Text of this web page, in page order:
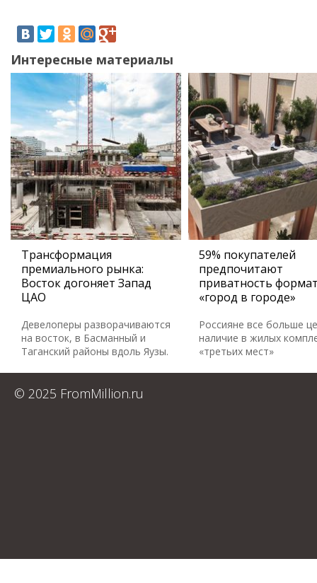
Интересные материалы
Трансформация
премиального рынка:
Восток догоняет Запад
ЦАО
Девелоперы разворачиваются
на восток, в Басманный и
Таганский районы вдоль Яузы.
59% покупателей
предпочитают
приватность
«город в городе»
Россияне все больше
наличие в жилых
«третьих мест»
© 2025 FromMillion.ru